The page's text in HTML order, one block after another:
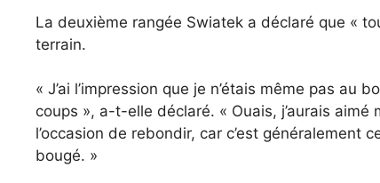
La deuxième rangée Swiatek a déclaré que «
terrain.
« J’ai l’impression que je n’étais même pas
coups », a-t-elle déclaré. « Ouais, j’aurais
l’occasion de rebondir, car c’est généralement
bougé. »